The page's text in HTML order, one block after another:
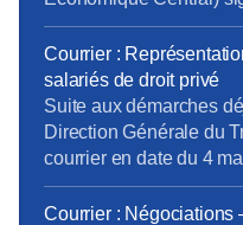
prestations, les
CSEE et le CSEC.
au CSEC 20,25% de
activités (prestations
gestion des comptes
Courrier :
salariés de droit privé
Suite aux démarches
Direction Générale du
courrier en date du 4
Direction Générale du
transmis un nouveau
Courrier : Négociations